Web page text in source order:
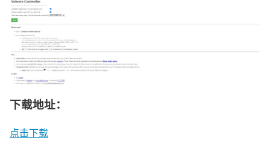
下载地址：
点击下载